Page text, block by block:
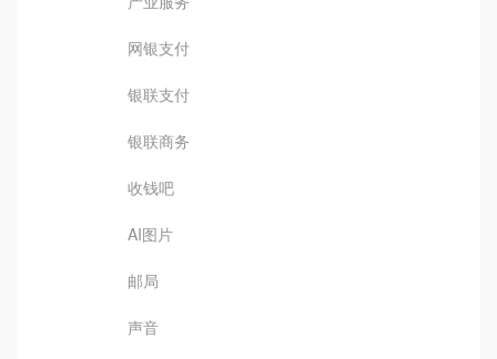
网银支付
银联支付
银联商务
收钱吧
AI图片
邮局
声音